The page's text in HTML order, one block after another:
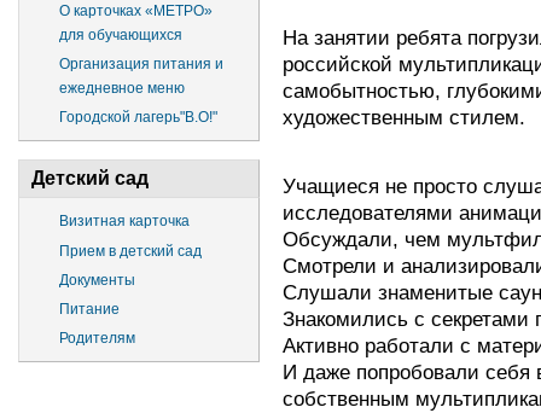
О карточках «МЕТРО»
для обучающихся
Организация питания и
ежедневное меню
Городской лагерь"В.О!"
Детский сад
Визитная карточка
Прием в детский сад
Документы
Питание
Родителям
На занятии ребята
российской
самобытностью,
художественным стилем.
Учащиеся не просто
исследователями
Обсуждали, чем
Смотрели и
Слушали знаменитые
Знакомились с секретами
Активно работали с
И даже попробовали себя
собственным